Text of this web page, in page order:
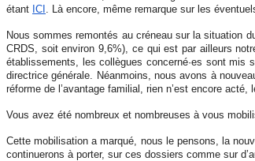
étant ICI . Là encore, même remarque sur les
Nous sommes remontés au créneau sur lasituation
CRDS, soit environ 9,6%), ce qui est par ailleurs
établissements, les collègues concerné·es sont mis
directrice générale. Néanmoins, nous avons à
réforme de l’avantage familial, rien n’est encore acté,
Vous avez été nombreux et nombreuses à vous
Cette mobilisation a marqué, nous le pensons, la
continuerons à porter, sur ces dossiers comme sur